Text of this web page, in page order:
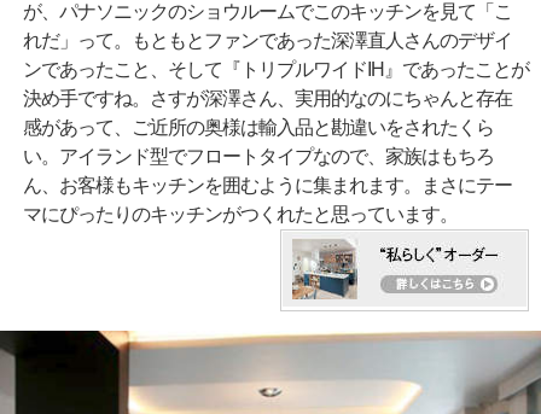
が、パナソニックのショウルームでこのキッチンを見て「こ
れだ」って。もともとファンであった深澤直人さんのデザイ
ンであったこと、そして『トリプルワイドIH』であったことが
決め手ですね。さすが深澤さん、実用的なのにちゃんと存在
感があって、ご近所の奥様は輸入品と勘違いをされたくら
い。アイランド型でフロートタイプなので、家族はもちろ
ん、お客様もキッチンを囲むように集まれます。まさにテー
マにぴったりのキッチンがつくれたと思っています。